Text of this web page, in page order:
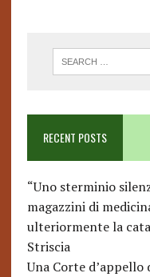
RECENT POSTS
“Uno sterminio
magazzini di
ulteriormente la
Striscia
Una Corte